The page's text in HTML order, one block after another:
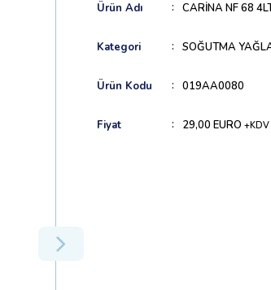
Ürün Adı CARİNA NF 68
Kategori SOĞUTMA
Ürün Kodu 019AA0080
Fiyat 29,00 EURO +KDV